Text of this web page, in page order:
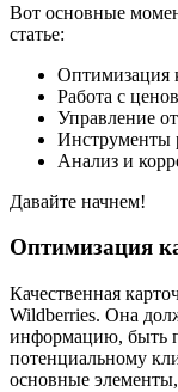
Вот основные
статье:
Оптимизация
Работа с
Управление
Инструменты
Анализ и
Давайте начнем!
Оптимизация
Качественная
Wildberries. Она
информацию, быть
потенциальному
основные